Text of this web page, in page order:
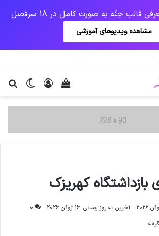
قالب جنّه به صورت کامل در 18 سرفصل
مشاهده ویدیوهای آموزشی
تغییر ورود
دیدن سبد خرید
بازداشتگاه کهریزک
آخرین به روز رسانی: 16 ژوئن 2026
0